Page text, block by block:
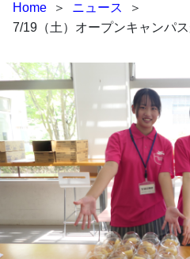
Home ＞ ニュース
＞
7/19（土）オープンキャンパ